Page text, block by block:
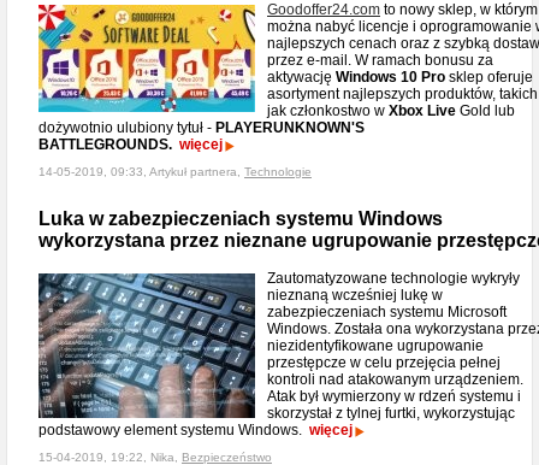
Goodoffer24.com to nowy sklep, w którym
można nabyć licencje i oprogramowanie
najlepszych cenach oraz z szybką
przez e-mail. W ramach bonusu za
aktywację Windows 10 Pro sklep oferuje
asortyment najlepszych produktów, takich
jak członkostwo w Xbox Live Gold lub
dożywotnio ulubiony tytuł - PLAYERUNKNOWN'S
BATTLEGROUNDS. więcej
14-05-2019, 09:33, Artykuł partnera, Technologie
Luka w zabezpieczeniach systemu Windows
wykorzystana przez nieznane ugrupowanie
Zautomatyzowane technologie wykryły
nieznaną wcześniej lukę w
zabezpieczeniach systemu Microsoft
Windows. Została ona wykorzystana
niezidentyfikowane ugrupowanie
przestępcze w celu przejęcia pełnej
kontroli nad atakowanym urządzeniem.
Atak był wymierzony w rdzeń systemu i
skorzystał z tylnej furtki, wykorzystując
podstawowy element systemu Windows. więcej
15-04-2019, 19:22, Nika, Bezpieczeństwo